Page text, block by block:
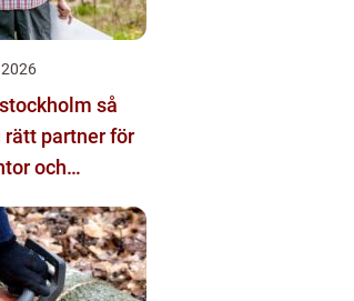
så
rätt partner för
och